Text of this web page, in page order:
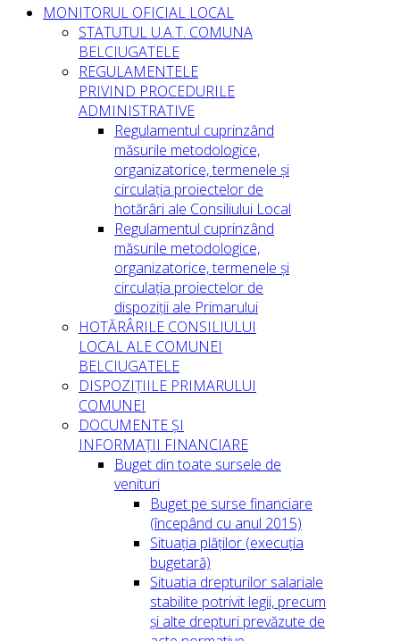
MONITORUL OFICIAL LOCAL
STATUTUL U.A.T. COMUNA
BELCIUGATELE
REGULAMENTELE
PRIVIND PROCEDURILE
ADMINISTRATIVE
Regulamentul cuprinzând
măsurile metodologice,
organizatorice, termenele și
circulația proiectelor de
hotărâri ale Consiliului Local
Regulamentul cuprinzând
măsurile metodologice,
organizatorice, termenele și
circulația proiectelor de
dispoziții ale Primarului
HOTĂRÂRILE CONSILIULUI
LOCAL ALE COMUNEI
BELCIUGATELE
DISPOZIȚIILE PRIMARULUI
COMUNEI
DOCUMENTE ȘI
INFORMAȚII FINANCIARE
Buget din toate sursele de
venituri
Buget pe surse financiare
(începând cu anul 2015)
Situația plăților (execuția
bugetară)
Situatia drepturilor salariale
stabilite potrivit legii, precum
și alte drepturi prevăzute de